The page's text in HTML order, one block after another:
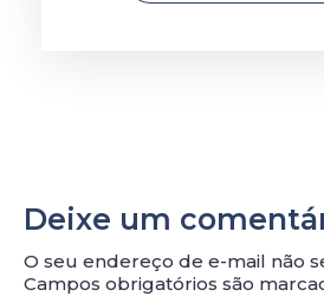
Deixe um
O seu endereço de e-mail não
Campos obrigatórios são